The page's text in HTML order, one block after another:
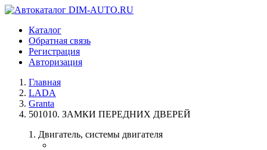
Каталог
Обратная связь
Регистрация
Авторизация
Главная
LADA
Granta
501010. ЗАМКИ ПЕРЕДНИХ ДВЕРЕЙ
1. Двигатель, системы двигателя